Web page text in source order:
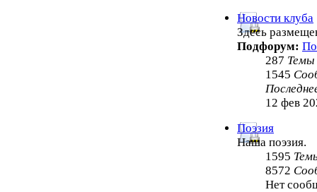
Новости клуба
Здесь
Подфорум:
287 Темы
1545
12 фев
Поэзия
Наша поэзия.
1595
8572
Нет